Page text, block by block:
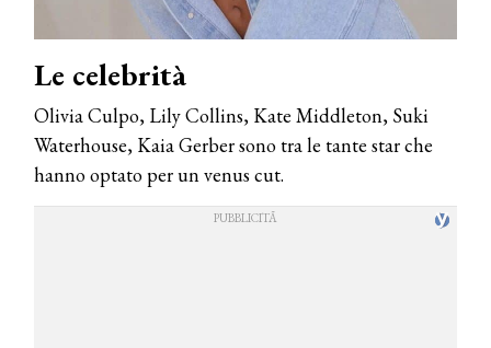
Le celebrità
Olivia Culpo, Lily Collins, Kate Middleton, Suki
Waterhouse, Kaia Gerber sono tra le tante star che
hanno optato per un venus cut.